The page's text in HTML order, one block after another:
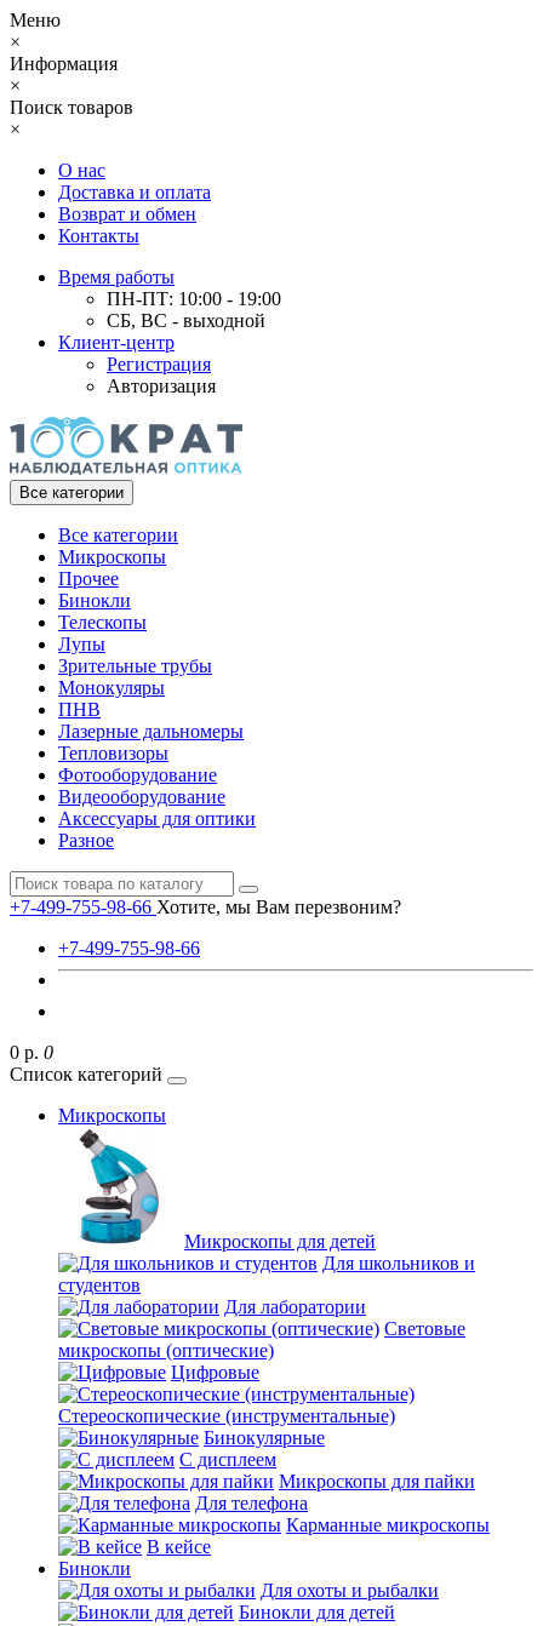
Меню
×
Информация
×
Поиск товаров
×
О нас
Доставка и оплата
Возврат и обмен
Контакты
Время работы
ПН-ПТ: 10:00 - 19:00
СБ, ВС - выходной
Клиент-центр
Регистрация
Авторизация
Все категории
Все категории
Микроскопы
Прочее
Бинокли
Телескопы
Лупы
Зрительные трубы
Монокуляры
ПНВ
Лазерные дальномеры
Тепловизоры
Фотооборудование
Видеооборудование
Аксессуары для оптики
Разное
+7-499-755-98-66 Хотите, мы Вам перезвоним?
+7-499-755-98-66
0 р. 0
Список категорий
Микроскопы
Микроскопы для детей
Для школьников и
студентов
Для лаборатории
Световые
микроскопы (оптические)
Цифровые
Стереоскопические (инструментальные)
Бинокулярные
С дисплеем
Микроскопы для пайки
Для телефона
Карманные микроскопы
В кейсе
Бинокли
Для охоты и рыбалки
Бинокли для детей